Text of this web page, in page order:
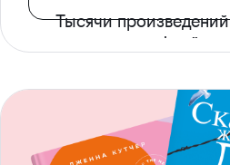
Тысячи произведений
с доступом офлайн